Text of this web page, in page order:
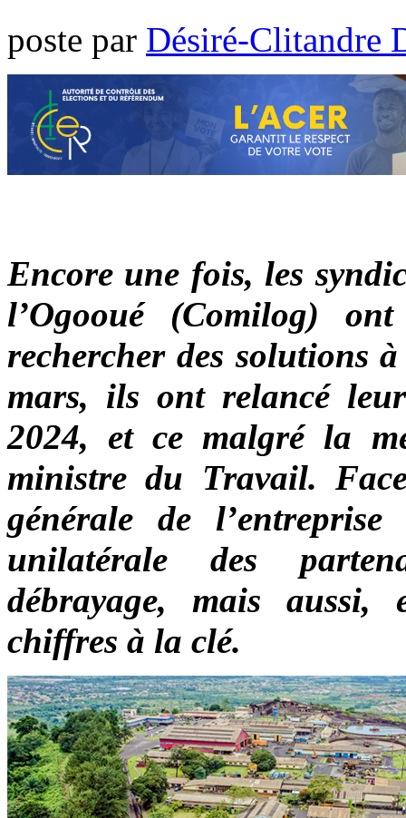
poste par Désiré-Clitandre
Encore une fois, les
l’Ogooué (Comilog)
rechercher des solutions
mars, ils ont relancé leur
2024, et ce malgré la
ministre du Travail.
générale de
unilatérale des
débrayage, mais aussi,
chiffres à la clé.